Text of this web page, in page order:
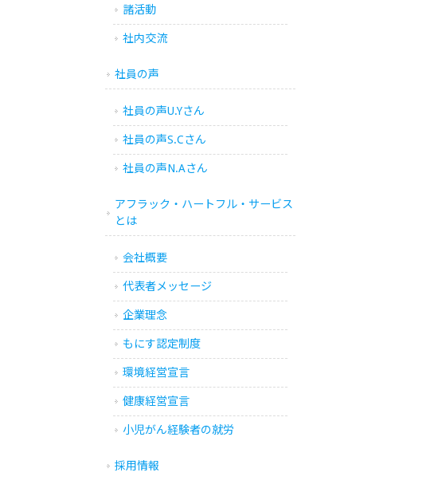
諸活動
社内交流
社員の声
社員の声U.Yさん
社員の声S.Cさん
社員の声N.Aさん
アフラック・ハートフル・サービス
とは
会社概要
代表者メッセージ
企業理念
もにす認定制度
環境経営宣言
健康経営宣言
小児がん経験者の就労
採用情報